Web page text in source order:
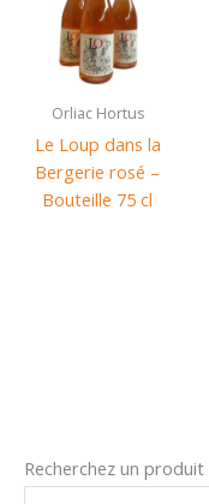
Recherchez un produit
Orliac Hortus
Le Loup dans la
Bergerie rosé –
Bouteille 75 cl